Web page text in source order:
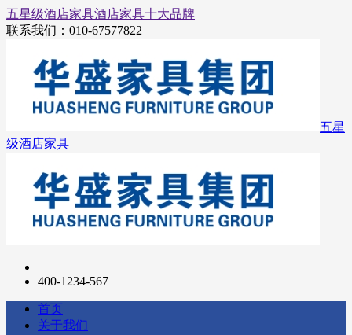
五星级酒店家具酒店家具十大品牌
联系我们： 010-67577822
五星
级酒店家具
400-1234-567
首页
关于我们